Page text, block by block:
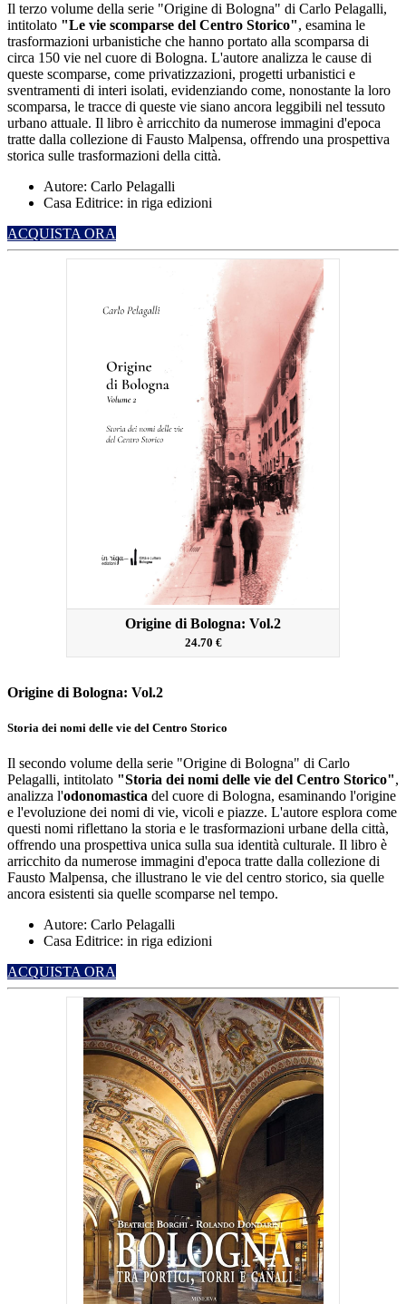
Il terzo volume della serie "Origine di Bologna" di Carlo Pelagalli,
intitolato "Le vie scomparse del Centro Storico", esamina le
trasformazioni urbanistiche che hanno portato alla scomparsa di
circa 150 vie nel cuore di Bologna. L'autore analizza le cause di
queste scomparse, come privatizzazioni, progetti urbanistici e
sventramenti di interi isolati, evidenziando come, nonostante la loro
scomparsa, le tracce di queste vie siano ancora leggibili nel tessuto
urbano attuale. Il libro è arricchito da numerose immagini d'epoca
tratte dalla collezione di Fausto Malpensa, offrendo una prospettiva
storica sulle trasformazioni della città.
Autore: Carlo Pelagalli
Casa Editrice: in riga edizioni
ACQUISTA ORA
Origine di Bologna: Vol.2
24.70 €
Origine di Bologna: Vol.2
Storia dei nomi delle vie del Centro Storico
Il secondo volume della serie "Origine di Bologna" di Carlo
Pelagalli, intitolato "Storia dei nomi delle vie del Centro Storico",
analizza l'odonomastica del cuore di Bologna, esaminando l'origine
e l'evoluzione dei nomi di vie, vicoli e piazze. L'autore esplora come
questi nomi riflettano la storia e le trasformazioni urbane della città,
offrendo una prospettiva unica sulla sua identità culturale. Il libro è
arricchito da numerose immagini d'epoca tratte dalla collezione di
Fausto Malpensa, che illustrano le vie del centro storico, sia quelle
ancora esistenti sia quelle scomparse nel tempo.
Autore: Carlo Pelagalli
Casa Editrice: in riga edizioni
ACQUISTA ORA